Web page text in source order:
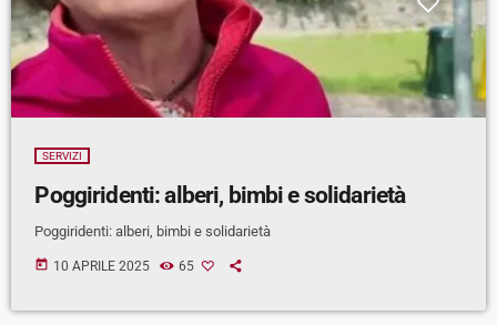
SERVIZI
Poggiridenti: alberi, bimbi e solidarietà
Poggiridenti: alberi, bimbi e solidarietà
today 10 APRILE 2025 65